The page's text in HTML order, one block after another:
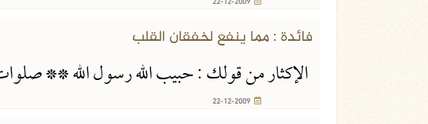
22-12-2009
فائدة : مما ينفع لخفقان القلب
الإكثار من قولك : حبيب الله رسول الله **
22-12-2009